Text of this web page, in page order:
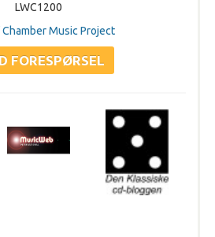
LWC1200
Music Project